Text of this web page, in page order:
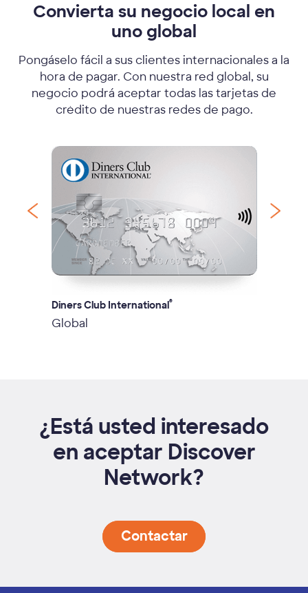
Convierta su negocio local en
uno global
Pongáselo fácil a sus clientes internacionales a la
hora de pagar. Con nuestra red global, su
negocio podrá aceptar todas las tarjetas de
crédito de nuestras redes de pago.
Diners Club International®
Global
¿Está usted interesado
en aceptar Discover
Network?
Contactar